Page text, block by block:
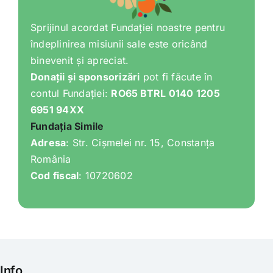
Shop
Tratamente naturale
Iubim fructele
Sprijinul acordat Fundației noastre pentru
îndeplinirea misiunii sale este oricând
binevenit și apreciat.
Donații și sponsorizări pot fi făcute în
contul Fundației: RO65 BTRL 0140 1205
6951 94XX
Fundația Simile
Adresa: Str. Cișmelei nr. 15, Constanța
România
Cod fiscal: 10720602